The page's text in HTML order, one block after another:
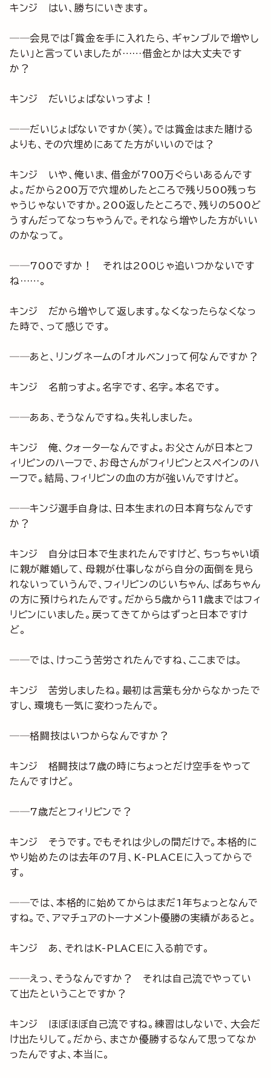
キンジ はい、勝ちにいきます。
──会見では「賞金を手に入れたら、ギャンブルで増やし
たい」と言っていましたが……借金とかは大丈夫です
か？
キンジ だいじょばないっすよ！
──だいじょばないですか（笑）。では賞金はまた賭ける
よりも、その穴埋めにあてた方がいいのでは？
キンジ いや、俺いま、借金が700万ぐらいあるんです
よ。だから200万で穴埋めしたところで残り500残っち
ゃうじゃないですか。200返したところで、残りの500ど
うすんだってなっちゃうんで。それなら増やした方がいい
のかなって。
──700ですか！ それは200じゃ追いつかないです
ね……。
キンジ だから増やして返します。なくなったらなくなっ
た時で、って感じです。
──あと、リングネームの「オルベン」って何なんですか？
キンジ 名前っすよ。名字です、名字。本名です。
──ああ、そうなんですね。失礼しました。
キンジ 俺、クォーターなんですよ。お父さんが日本とフ
ィリピンのハーフで、お母さんがフィリピンとスペインのハ
ーフで。結局、フィリピンの血の方が強いんですけど。
──キンジ選手自身は、日本生まれの日本育ちなんです
か？
キンジ 自分は日本で生まれたんですけど、ちっちゃい頃
に親が離婚して、母親が仕事しながら自分の面倒を見ら
れないっていうんで、フィリピンのじいちゃん、ばあちゃん
の方に預けられたんです。だから5歳から11歳まではフィ
リピンにいました。戻ってきてからはずっと日本ですけ
ど。
──では、けっこう苦労されたんですね、ここまでは。
キンジ 苦労しましたね。最初は言葉も分からなかったで
すし、環境も一気に変わったんで。
──格闘技はいつからなんですか？
キンジ 格闘技は7歳の時にちょっとだけ空手をやって
たんですけど。
──7歳だとフィリピンで？
キンジ そうです。でもそれは少しの間だけで。本格的に
やり始めたのは去年の7月、K-PLACEに入ってからで
す。
──では、本格的に始めてからはまだ1年ちょっとなんで
すね。で、アマチュアのトーナメント優勝の実績があると。
キンジ あ、それはK-PLACEに入る前です。
──えっ、そうなんですか？ それは自己流でやってい
て出たということですか？
キンジ ほぼほぼ自己流ですね。練習はしないで、大会だ
け出たりして。だから、まさか優勝するなんて思ってなか
ったんですよ、本当に。